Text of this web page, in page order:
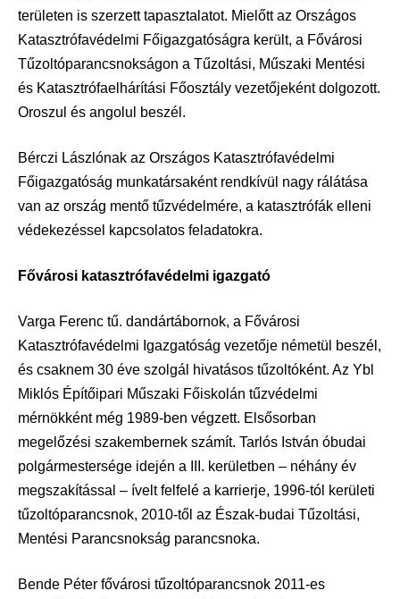
területen is szerzett tapasztalatot. Mielőtt az Országos
Katasztrófavédelmi Főigazgatóságra került, a Fővárosi
Tűzoltóparancsnokságon a Tűzoltási, Műszaki Mentési
és Katasztrófaelhárítási Főosztály vezetőjeként dolgozott.
Oroszul és angolul beszél.
Bérczi Lászlónak az Országos Katasztrófavédelmi
Főigazgatóság munkatársaként rendkívül nagy rálátása
van az ország mentő tűzvédelmére, a katasztrófák elleni
védekezéssel kapcsolatos feladatokra.
Fővárosi katasztrófavédelmi igazgató
Varga Ferenc tű. dandártábornok, a Fővárosi
Katasztrófavédelmi Igazgatóság vezetője németül beszél,
és csaknem 30 éve szolgál hivatásos tűzoltóként. Az Ybl
Miklós Építőipari Műszaki Főiskolán tűzvédelmi
mérnökként még 1989-ben végzett. Elsősorban
megelőzési szakembernek számít. Tarlós István óbudai
polgármestersége idején a III. kerületben – néhány év
megszakítással – ívelt felfelé a karrierje, 1996-tól kerületi
tűzoltóparancsnok, 2010-től az Észak-budai Tűzoltási,
Mentési Parancsnokság parancsnoka.
Bende Péter fővárosi tűzoltóparancsnok 2011-es